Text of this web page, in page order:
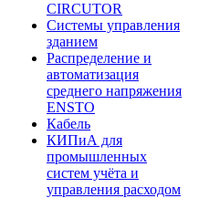
CIRCUTOR
Системы управления
зданием
Распределение и
автоматизация
среднего напряжения
ENSTO
Кабель
КИПиА для
промышленных
систем учёта и
управления расходом